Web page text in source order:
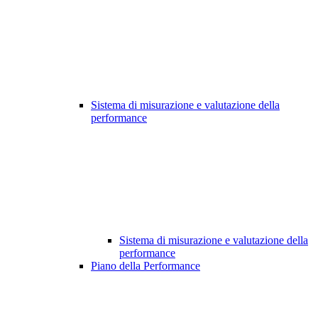
Sistema di misurazione e valutazione della
performance
Sistema di misurazione e valutazione della
performance
Piano della Performance